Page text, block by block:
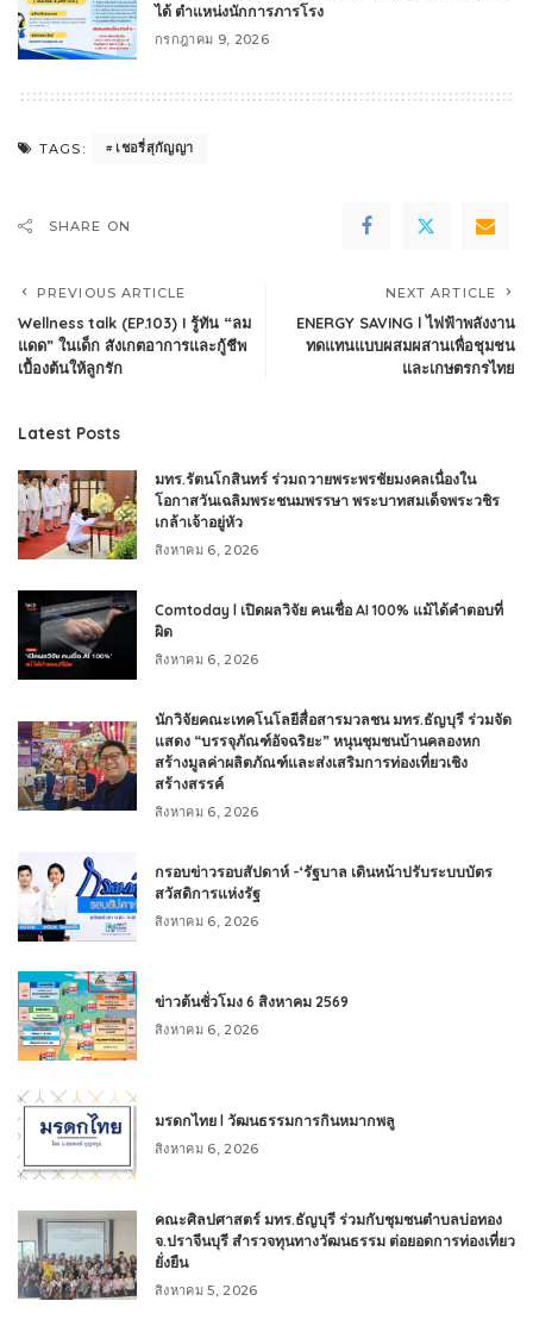
ได้ ตำแหน่งนักการภารโรง
กรกฎาคม 9, 2026
TAGS: เชอรี่สุกัญญา
SHARE ON
PREVIOUS ARTICLE
Wellness talk (EP.103) I รู้ทัน “ลม
แดด” ในเด็ก สังเกตอาการและกู้ชีพ
เบื้องต้นให้ลูกรัก
NEXT ARTICLE
ENERGY SAVING l ไฟฟ้าพลังงาน
ทดแทนแบบผสมผสานเพื่อชุมชน
และเกษตรกรไทย
Latest Posts
มทร.รัตนโกสินทร์ ร่วมถวายพระพรชัยมงคลเนื่องใน
โอกาสวันเฉลิมพระชนมพรรษา พระบาทสมเด็จพระวชิร
เกล้าเจ้าอยู่หัว
สิงหาคม 6, 2026
Comtoday l เปิดผลวิจัย คนเชื่อ AI 100% แม้ได้คำตอบที่
ผิด
สิงหาคม 6, 2026
นักวิจัยคณะเทคโนโลยีสื่อสารมวลชน มทร.ธัญบุรี ร่วมจัด
แสดง “บรรจุภัณฑ์อัจฉริยะ” หนุนชุมชนบ้านคลองหก
สร้างมูลค่าผลิตภัณฑ์และส่งเสริมการท่องเที่ยวเชิง
สร้างสรรค์
สิงหาคม 6, 2026
กรอบข่าวรอบสัปดาห์ -‘รัฐบาล เดินหน้าปรับระบบบัตร
สวัสดิการแห่งรัฐ
สิงหาคม 6, 2026
ข่าวต้นชั่วโมง 6 สิงหาคม 2569
สิงหาคม 6, 2026
มรดกไทย l วัฒนธรรมการกินหมากพลู
สิงหาคม 6, 2026
คณะศิลปศาสตร์ มทร.ธัญบุรี ร่วมกับชุมชนตำบลบ่อทอง
จ.ปราจีนบุรี สำรวจทุนทางวัฒนธรรม ต่อยอดการท่องเที่ยว
ยั่งยืน
สิงหาคม 5, 2026